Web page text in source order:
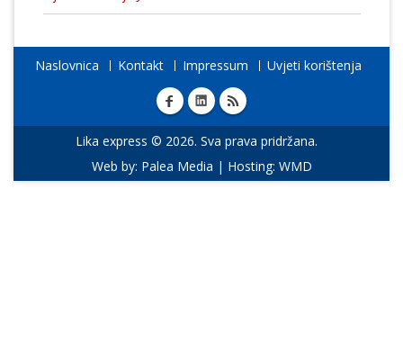
Naslovnica Kontakt Impressum Uvjeti korištenja
Lika express © 2026. Sva prava pridržana.
Web by: Palea Media | Hosting: WMD